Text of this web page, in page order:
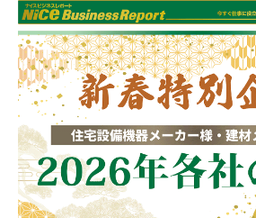
お問い合わせ カスタマ